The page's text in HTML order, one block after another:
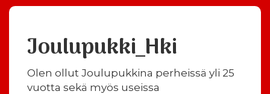
Joulupukki_Hki
Olen ollut Joulupukkina perheissä yli 25
vuotta sekä myös useissa